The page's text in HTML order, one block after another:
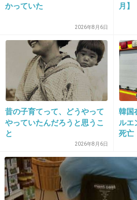
別のお店で今買った商品に
値の物を見付けてしまう。
27. 匿名 2015/07/15(水) 16:46:19
似たような体型の人はライバ
かっていた
2026年8月6日
月】
昔の子育てって、どうやって
やっていたんだろうと思うこ
と
2026年8月6日
韓国
ルエ
死亡